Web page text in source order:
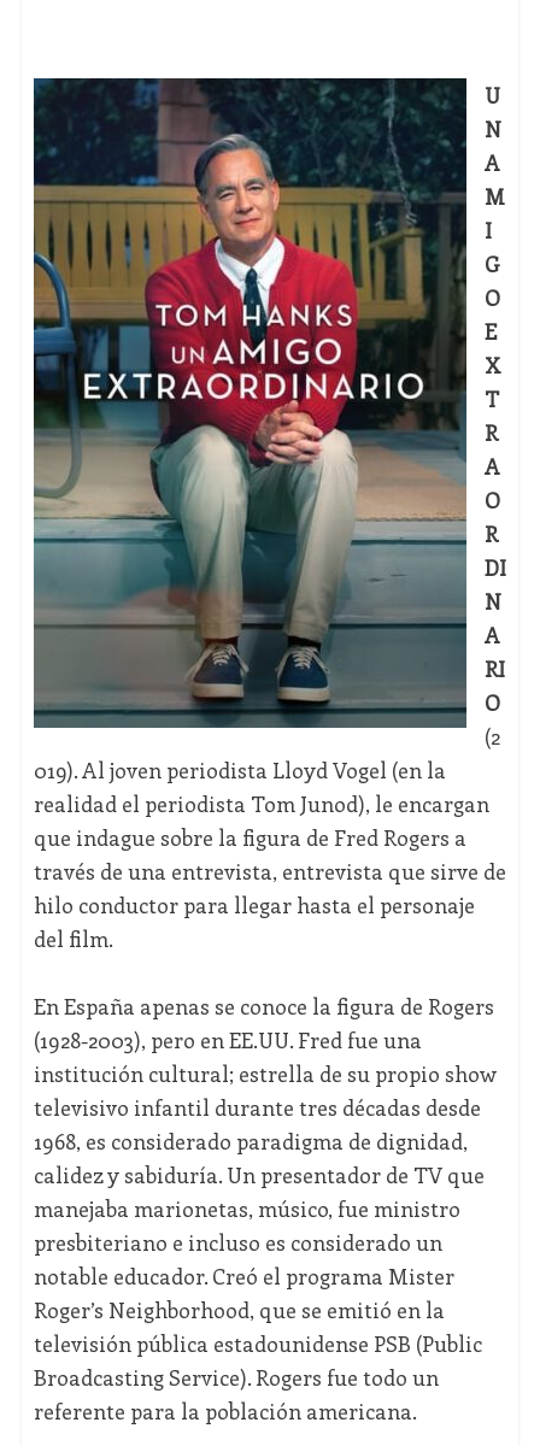
U
N
A
M
I
G
O
E
X
T
R
A
O
R
DI
N
A
RI
O
(2
019). Al joven periodista Lloyd Vogel (en la
realidad el periodista Tom Junod), le encargan
que indague sobre la figura de Fred Rogers a
través de una entrevista, entrevista que sirve de
hilo conductor para llegar hasta el personaje
del film.
En España apenas se conoce la figura de Rogers
(1928-2003), pero en EE.UU. Fred fue una
institución cultural; estrella de su propio show
televisivo infantil durante tres décadas desde
1968, es considerado paradigma de dignidad,
calidez y sabiduría. Un presentador de TV que
manejaba marionetas, músico, fue ministro
presbiteriano e incluso es considerado un
notable educador. Creó el programa Mister
Roger’s Neighborhood, que se emitió en la
televisión pública estadounidense PSB (Public
Broadcasting Service). Rogers fue todo un
referente para la población americana.